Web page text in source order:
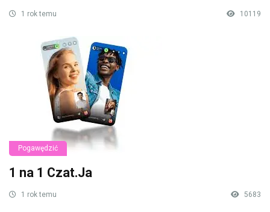
1 rok temu 10119
Pogawędzić
1 na 1 Czat.Ja
1 rok temu 5683